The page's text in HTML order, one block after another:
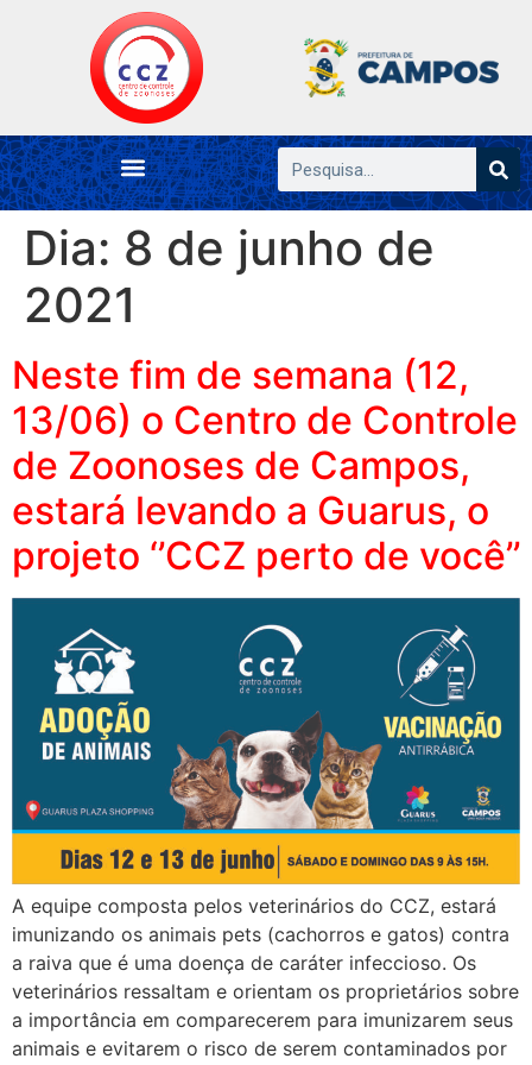
Dia: 8 de junho de
2021
Neste fim de semana (12,
13/06) o Centro de Controle
de Zoonoses de Campos,
estará levando a Guarus, o
projeto ‘’CCZ perto de você’’
A equipe composta pelos veterinários do CCZ, estará
imunizando os animais pets (cachorros e gatos) contra
a raiva que é uma doença de caráter infeccioso. Os
veterinários ressaltam e orientam os proprietários sobre
a importância em comparecerem para imunizarem seus
animais e evitarem o risco de serem contaminados por